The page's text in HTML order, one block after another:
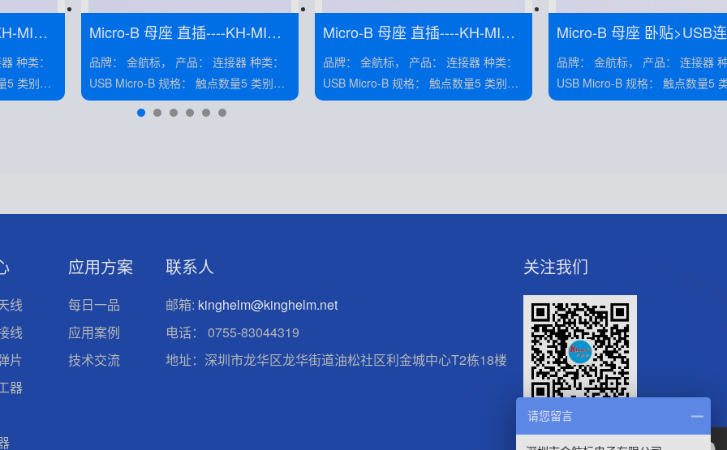
MINI-
流： 1.5A
Micro-B 母座 直插----KH-MINI-
DIP180W-5P-Cu
品牌： 金航标， 产品： 连接器 种类：
USB Micro-B 规格： 触点数量5 类别：
母座 安装： 弯插 电压/电流： 1.5A
Micro-B 母座 直插----KH-MINI-
DIP180-5P-Cu
品牌： 金航标， 产品： 连接器 种类：
USB Micro-B 规格： 触点数量5 类别：
母座 安装： 弯插 电压/电流： 1.5A
Micro-B 母座 卧贴>USB
>KH-MICRO-SMT.J-2P
品牌： 金航标， 产品： 连接器 种类：
USB Micro-B 规格： 触点数量5 类别：
母座 安装： 弯插 电压/电流：
线
线
片
器
应用方案
每日一品
应用案例
技术交流
联系人
邮箱: kinghelm@kinghelm.net
电话：
0755-83044319
地址：深圳市龙华区龙华街道油松社区利金城中心T2栋18楼
关注我们
微信官方公众号
请您留言